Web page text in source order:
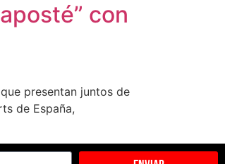
con
presentan juntos de
de España,